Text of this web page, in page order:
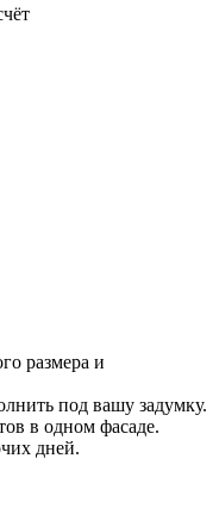
размера и
под вашу задумку.
в одном фасаде.
дней.